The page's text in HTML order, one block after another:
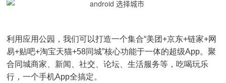
利用应用公园，我们可以打造一个集合“美团+京东+链家+网
易+贴吧+淘宝天猫+58同城”核心功能于一体的超级App。聚
合同城商家、新闻、社交、论坛、生活服务等，吃喝玩乐
行，一个手机App全搞定。